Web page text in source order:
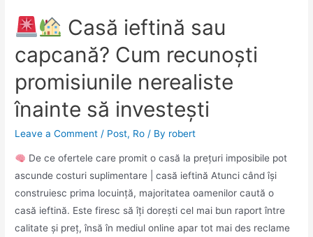
Casă ieftină sau
capcană? Cum recunoști
promisiunile nerealiste
înainte să investești
Leave a Comment / Post, Ro / By robert
De ce ofertele care promit o casă la prețuri imposibile pot
ascunde costuri suplimentare | casă ieftină Atunci când își
construiesc prima locuință, majoritatea oamenilor caută o
casă ieftină. Este firesc să îți dorești cel mai bun raport între
calitate și preț, însă în mediul online apar tot mai des reclame